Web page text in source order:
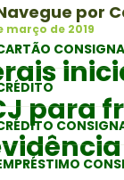
março de 2019
para
por